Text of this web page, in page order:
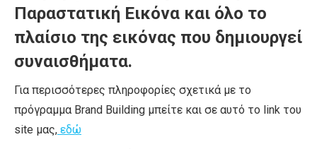
Παραστατική Εικόνα και όλο το
πλαίσιο της εικόνας που δημιουργεί
συναισθήματα.
Για περισσότερες πληροφορίες σχετικά με το
πρόγραμμα Brand Building μπείτε και σε αυτό το link του
site μας, εδώ